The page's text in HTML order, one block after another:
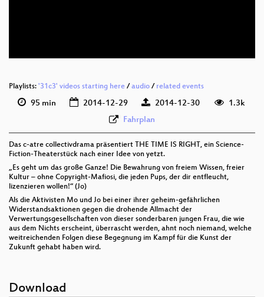
deu (todo)
Playlists: '31c3' videos starting here /audio / related events
95 min 2014-12-29 2014-12-30
1.3k
Fahrplan
Das c-atre collectivdrama präsentiert THE TIME IS RIGHT, ein Science-
Fiction-Theaterstück nach einer Idee von yetzt.
„Es geht um das große Ganze! Die Bewahrung von freiem Wissen, freier
Kultur – ohne Copyright-Mafiosi, die jeden Pups, der dir entfleucht,
lizenzieren wollen!“ (Jo)
Als die Aktivisten Mo und Jo bei einer ihrer geheim-gefährlichen
Widerstandsaktionen gegen die drohende Allmacht der
Verwertungsgesellschaften von dieser sonderbaren jungen Frau, die wie
aus dem Nichts erscheint, überrascht werden, ahnt noch niemand, welche
weitreichenden Folgen diese Begegnung im Kampf für die Kunst der
Zukunft gehabt haben wird.
Download